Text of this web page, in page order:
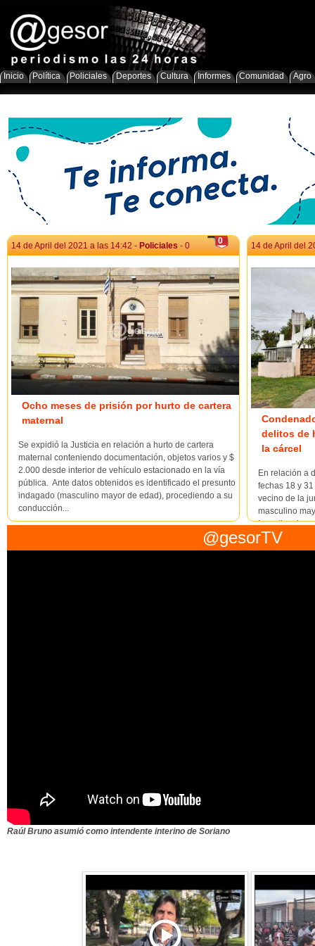
Inicio Política Policiales Deportes Cultura Informes Comunidad Agro
0
14 de April del 2021 a las 14:42 - Policiales - 0
Ocho meses de prisión por hurto de cartera
maternal
Se expidió la Justicia en relación a hurto de cartera
maternal conteniendo documentación, objetos varios y $
2.000 desde interior de vehículo estacionado en la vía
pública. Ante datos obtenidos es identificado el presunto
indagado (masculino mayor de edad), procediendo a su
conducción...
14 de April del
delitos de
la cárcel
En relación a
fechas 18 y
vecino de la
masculino
identificado
@gesorTV
Raúl Bruno asumió como intendente interino de Soriano